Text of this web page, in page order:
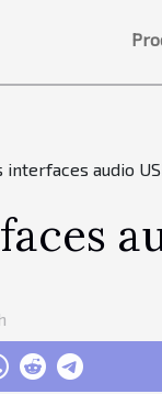
interfaces audio